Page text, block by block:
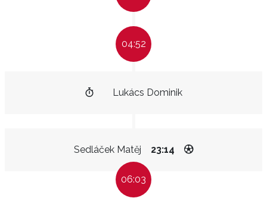
04:52
Lukács Dominik
Sedláček Matěj 23:14
06:03